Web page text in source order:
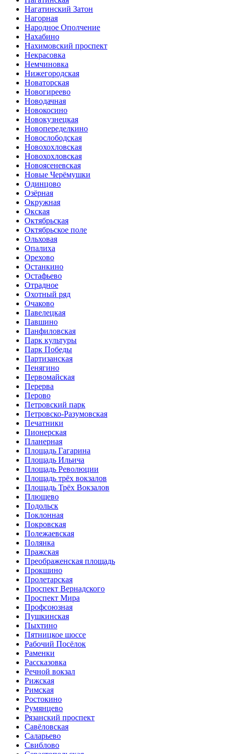
Нагатинский Затон
Нагорная
Народное Ополчение
Нахабино
Нахимовский проспект
Некрасовка
Немчиновка
Нижегородская
Новаторская
Новогиреево
Новодачная
Новокосино
Новокузнецкая
Новопеределкино
Новослободская
Новохохловская
Новохохловская
Новоясеневская
Новые Черёмушки
Одинцово
Озёрная
Окружная
Окская
Октябрьская
Октябрьское поле
Ольховая
Опалиха
Орехово
Останкино
Остафьево
Отрадное
Охотный ряд
Очаково
Павелецкая
Павшино
Панфиловская
Парк культуры
Парк Победы
Партизанская
Пенягино
Первомайская
Перерва
Перово
Петровский парк
Петровско-Разумовская
Печатники
Пионерская
Планерная
Площадь Гагарина
Площадь Ильича
Площадь Революции
Площадь трёх вокзалов
Площадь Трёх Вокзалов
Плющево
Подольск
Поклонная
Покровская
Полежаевская
Полянка
Пражская
Преображенская площадь
Прокшино
Пролетарская
Проспект Вернадского
Проспект Мира
Профсоюзная
Пушкинская
Пыхтино
Пятницкое шоссе
Рабочий Посёлок
Раменки
Рассказовка
Речной вокзал
Рижская
Римская
Ростокино
Румянцево
Рязанский проспект
Савёловская
Саларьево
Свиблово